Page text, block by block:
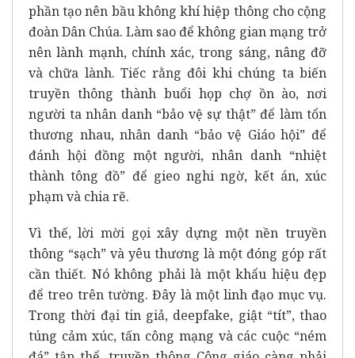
phần tạo nên bầu không khí hiệp thông cho cộng
đoàn Dân Chúa. Làm sao để không gian mạng trở
nên lành mạnh, chính xác, trong sáng, nâng đỡ
và chữa lành. Tiếc rằng đôi khi chúng ta biến
truyền thông thành buổi họp chợ ồn ào, nơi
người ta nhân danh “bảo vệ sự thật” để làm tổn
thương nhau, nhân danh “bảo vệ Giáo hội” để
đánh hội đồng một người, nhân danh “nhiệt
thành tông đồ” để gieo nghi ngờ, kết án, xúc
phạm và chia rẽ.
Vì thế, lời mời gọi xây dựng một nền truyền
thông “sạch” và yêu thương là một đóng góp rất
cần thiết. Nó không phải là một khẩu hiệu đẹp
để treo trên tường. Đây là một linh đạo mục vụ.
Trong thời đại tin giả, deepfake, giật “tít”, thao
túng cảm xúc, tấn công mạng và các cuộc “ném